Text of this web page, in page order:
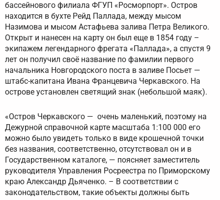
бассейнового филиала ФГУП «Росморпорт». Остров
находится в бухте Рейд Паллада, между мысом
Назимова и мысом Астафьева залива Петра Великого.
Открыт и нанесен на карту он был еще в 1854 году –
экипажем легендарного фрегата «Паллада», а спустя 9
лет он получил своё название по фамилии первого
начальника Новгородского поста в заливе Посьет —
штабс-капитана Ивана Францевича Черкавского. На
острове установлен светящий знак (небольшой маяк).
«Остров Черкавского — очень маленький, поэтому на
Дежурной справочной карте масштаба 1:100 000 его
можно было увидеть только в виде крошечной точки
без названия, соответственно, отсутствовал он и в
Государственном каталоге, — поясняет заместитель
руководителя Управления Росреестра по Приморскому
краю Александр Дьяченко. – В соответствии с
законодательством, такие объекты должны быть